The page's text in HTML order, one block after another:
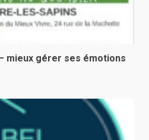
mieux gérer ses émotions